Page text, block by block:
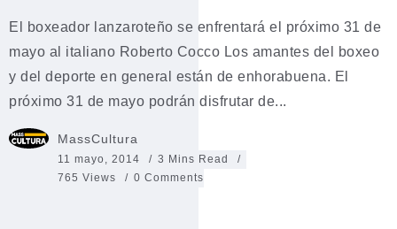
El boxeador lanzaroteño se enfrentará el próximo 31 de
mayo al italiano Roberto Cocco Los amantes del boxeo
y del deporte en general están de enhorabuena. El
próximo 31 de mayo podrán disfrutar de...
MassCultura
11 mayo, 2014
3 Mins Read
765 Views
0 Comments